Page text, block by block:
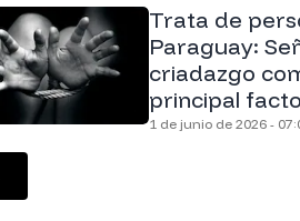
Trata de
Paraguay:
criadazgo
principal
1 de junio de 2026 -